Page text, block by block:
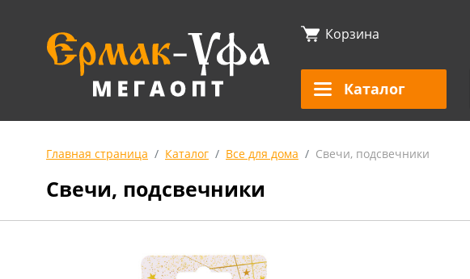
Корзина
Каталог
Главная страница Каталог Все для дома Свечи, подсвечники
Свечи, подсвечники